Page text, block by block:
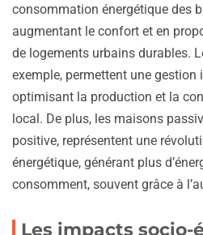
consommation énergétique des
augmentant le confort et en
de logements urbains durables.
exemple, permettent une gestion
optimisant la production et la
local. De plus, les maisons
positive, représentent une
énergétique, générant plus
consomment, souvent grâce à
Les impacts socio-